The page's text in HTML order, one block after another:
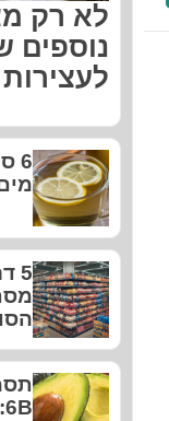
לא רק
נוספים
לעצירות
6
5
6B: האם אתם בסיכון ?